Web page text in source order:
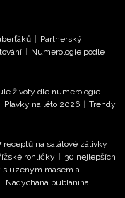
s Obchodními
Extra s.r.o.
s.r.o. bude s
a
a exkluzivní
souhlasíte se
| Partnerský
| Numerologie podle
životy dle numerologie |
Plavky na léto 2026 | Trendy
receptů na salátové zálivky |
rohlíčky | 30 nejlepších
uzeným masem a
| Nadýchaná bublanina